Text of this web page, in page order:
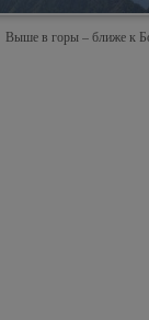
Выше в горы – ближе к